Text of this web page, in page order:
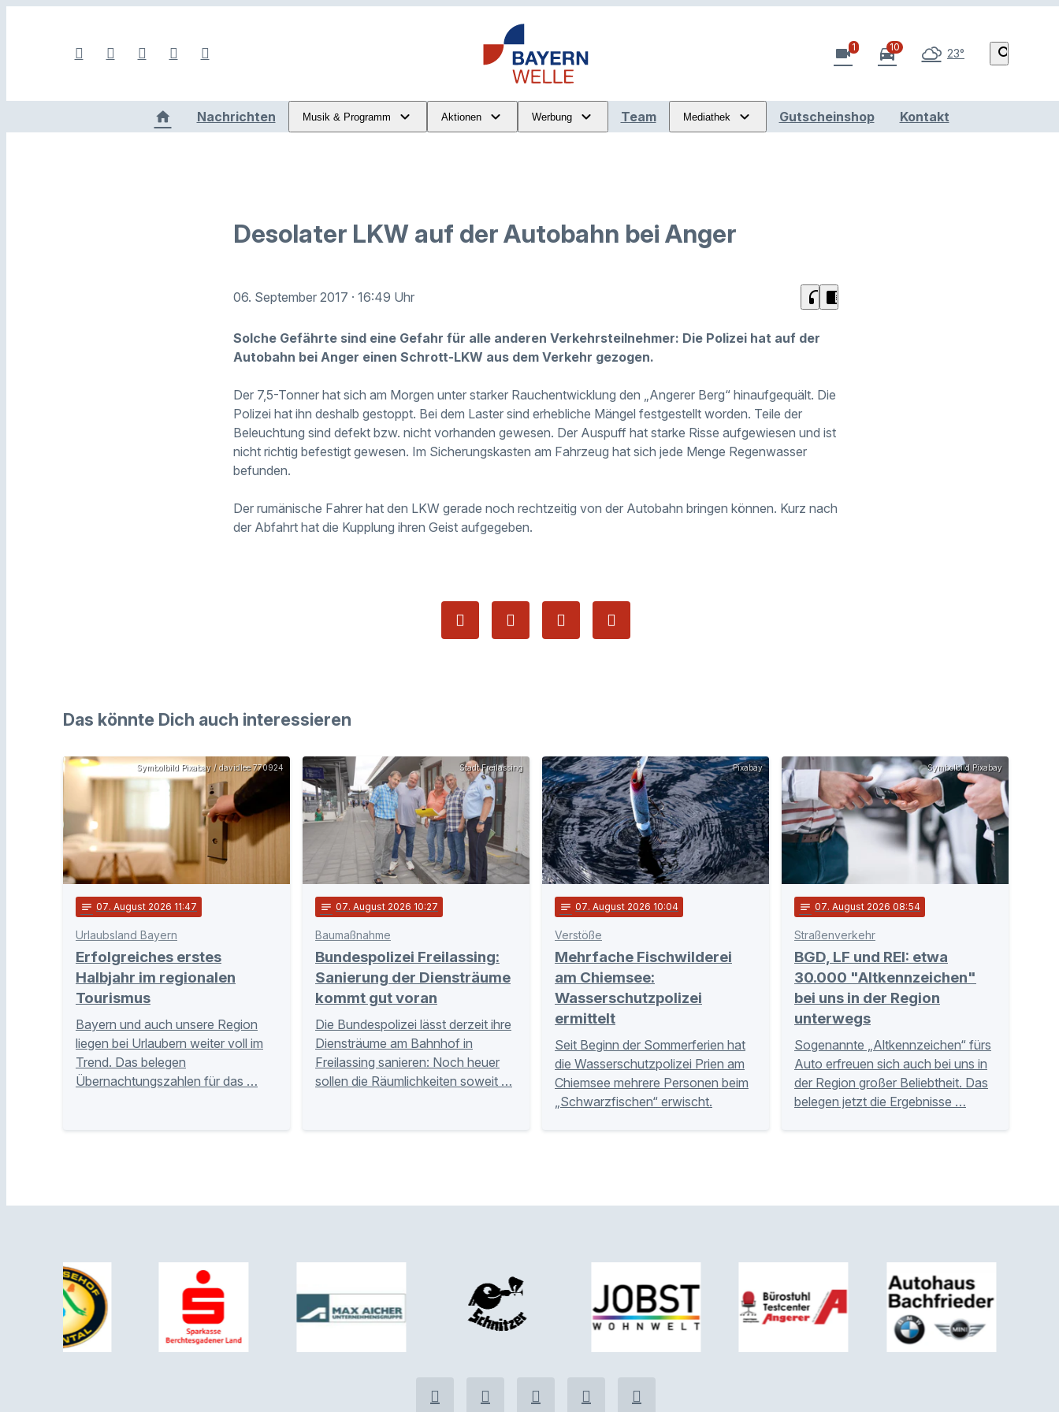
videocam1 directions_car
10 23° search
Nachrichten Musik & Programm Aktionen Werbung Team Mediathek Gutscheinshop Kontakt
Desolater LKW auf der Autobahn bei Anger
06. September 2017 · 16:49 Uhr headphones chrome_reader_mode
Solche Gefährte sind eine Gefahr für alle anderen Verkehrsteilnehmer: Die Polizei hat auf der
Autobahn bei Anger einen Schrott-LKW aus dem Verkehr gezogen.
Der 7,5-Tonner hat sich am Morgen unter starker Rauchentwicklung den „Angerer Berg“ hinaufgequält. Die
Polizei hat ihn deshalb gestoppt. Bei dem Laster sind erhebliche Mängel festgestellt worden. Teile der
Beleuchtung sind defekt bzw. nicht vorhanden gewesen. Der Auspuff hat starke Risse aufgewiesen und ist
nicht richtig befestigt gewesen. Im Sicherungskasten am Fahrzeug hat sich jede Menge Regenwasser
befunden.
Der rumänische Fahrer hat den LKW gerade noch rechtzeitig von der Autobahn bringen können. Kurz nach
der Abfahrt hat die Kupplung ihren Geist aufgegeben.
Das könnte Dich auch interessieren
Symbolbild Pixabay / davidlee 770924
notes 07. August 2026 11:47
Urlaubsland Bayern
Erfolgreiches erstes
Halbjahr im regionalen
Tourismus
Bayern und auch unsere Region
liegen bei Urlaubern weiter voll im
Trend. Das belegen
Übernachtungszahlen für das …
Stadt Freilassing
notes 07. August 2026 10:27
Baumaßnahme
Bundespolizei Freilassing:
Sanierung der Diensträume
kommt gut voran
Die Bundespolizei lässt derzeit ihre
Diensträume am Bahnhof in
Freilassing sanieren: Noch heuer
sollen die Räumlichkeiten soweit …
Pixabay
notes 07. August 2026 10:04
Verstöße
Mehrfache Fischwilderei
am Chiemsee:
Wasserschutzpolizei
ermittelt
Seit Beginn der Sommerferien hat
die Wasserschutzpolizei Prien am
Chiemsee mehrere Personen beim
„Schwarzfischen“ erwischt.
Symbolbild Pixabay
notes 07. August 2026 08:54
Straßenverkehr
BGD, LF und REI: etwa
30.000 "Altkennzeichen"
bei uns in der Region
unterwegs
Sogenannte „Altkennzeichen“ fürs
Auto erfreuen sich auch bei uns in
der Region großer Beliebtheit. Das
belegen jetzt die Ergebnisse …